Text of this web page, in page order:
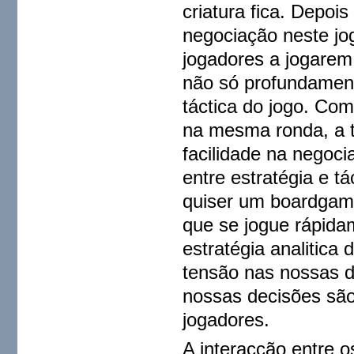
criatura fica.
negociação neste
jogadores a
não só
táctica do jogo.
na mesma ronda, a
facilidade na
entre estratégia e
quiser um
que se jogue
estratégia analitica
tensão nas nossas
nossas decisões
jogadores.
A interacção entre